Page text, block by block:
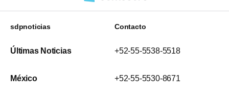
sdpnoticias
Últimas Noticias
México
Contacto
+52-55-5538-5518
+52-55-5530-8671